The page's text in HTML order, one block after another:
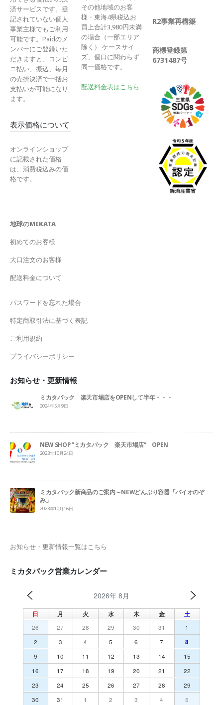
済サービスです。登
記されていない個人
事業主様でもご利用
可能です。Paidのメ
ンバーにご登録いた
だきますと、コンビ
ニ払い、振込、毎月
の売掛決済で一括お
支払いが可能になり
ます。
表示価格について
オンラインショップ
に記載された価格
は、消費税込みの価
格です。
その他地域のお客
様・東海4県税込お
買上合計3,980円未満
の場合（一部エリア
除く） ケースサイ
ズ、個口に関わらず
同一価格です。
配送料金表はこちら
R2事業再構築
商標登録第
6731487号
地球のMIKATA
初めてのお客様
大口注文のお客様
配送料金について
パスワードを忘れた場合
特定商取引法に基づく表記
ご利用規約
プライバシーポリシー
お知らせ・更新情報
ミカタパック 楽天市場店をOPENして半年・・・
2024年5月9日
NEW SHOP ”ミカタパック 楽天市場店” OPEN
2023年10月24日
ミカタパック新商品のご案内～NEWどんぶり容器「バイオのぞ
み」
2023年10月16日
お知らせ・更新情報一覧はこちら
ミカタパック営業カレンダー
2026年 8月
日 月 火 水 木 金 土
26 27 28 29 30 31
1
2
3 4 5 6 7 8
9 10 11 12 13 14
15
16
17 18 19 20 21
22
23
24 25 26 27 28
29
30
31 1 2 3 4 5